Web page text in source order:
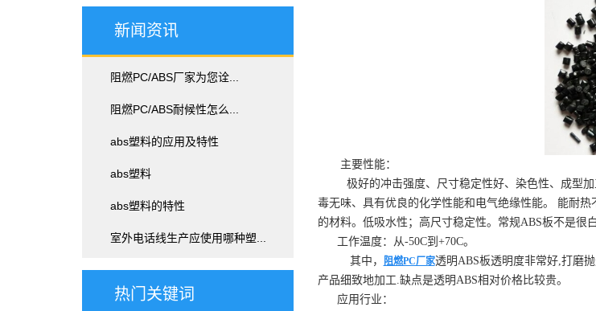
新闻资讯
阻燃PC/ABS厂家为您诠...
阻燃PC/ABS耐候性怎么...
abs塑料的应用及特性
abs塑料
abs塑料的特性
室外电话线生产应使用哪种塑...
热门关键词
主要性能：
极好的冲击强度、尺寸稳定性好、染色性、成型
毒无味、具有优良的化学性能和电气绝缘性能。 能耐
的材料。低吸水性；高尺寸稳定性。常规ABS板不是很
工作温度：从-50C到+70C。
其中，
阻燃PC厂家透明ABS板透明度非常好,打磨
产品细致地加工.缺点是透明ABS相对价格比较贵。
应用行业：